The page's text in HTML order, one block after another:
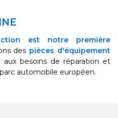
est notre première
des pièces d'équipement
aux besoins de réparation et
automobile européen.